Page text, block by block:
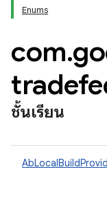
Enums
com.
ชั้นเรียน